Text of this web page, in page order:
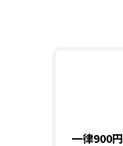
一律900円